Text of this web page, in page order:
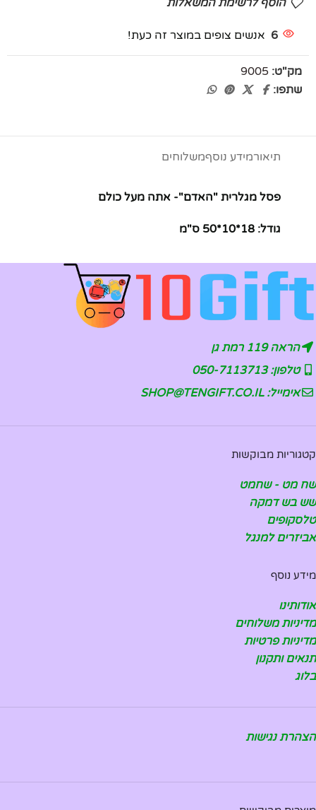
הוסף לרשימת המשאלות
6 אנשים צופים במוצר זה כעת!
מק"ט: 9005
שתפו:
תיאורמידע נוסףמשלוחים
פסל מגלרית "האדם"- אתה מעל כולם
גודל: 18*10*50 ס"מ
הראה 119 רמת גן
טלפון: 050-7113713
אימייל: SHOP@TENGIFT.CO.IL
קטגוריות מבוקשות
שח מט - שחמט
שש בש דמקה
טלסקופים
אביזרים למנגל
מידע נוסף
אודותינו
מדיניות משלוחים
מדיניות פרטיות
תנאים ותקנון
בלוג
הצהרת נגישות